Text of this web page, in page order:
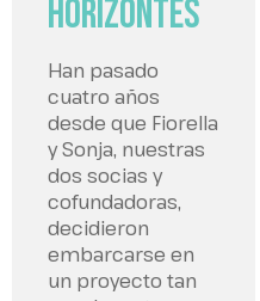
Horizontes
Han pasado
cuatro años
desde que Fiorella
y Sonja, nuestras
dos socias y
cofundadoras,
decidieron
embarcarse en
un proyecto tan